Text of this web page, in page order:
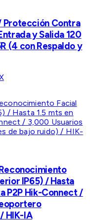
Protección Contra
y Salida 120
(4 con Respaldo y
IP65) / Hasta
P2P Hik-Connect /
HIK-IA